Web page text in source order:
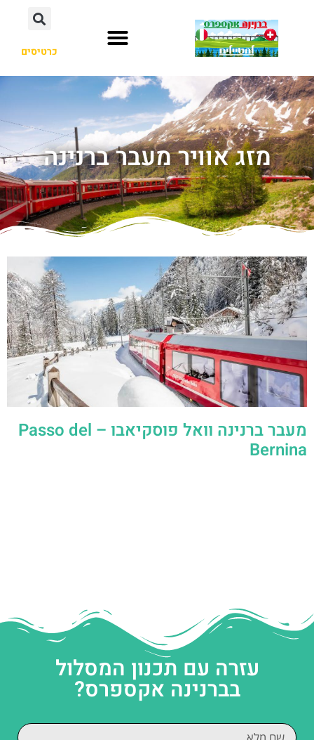
כרטיסים
מזג אוויר מעבר ברנינה
מעבר ברנינה וואל פוסקיאבו – Passo del
Bernina
עזרה עם תכנון המסלול
בברנינה אקספרס?